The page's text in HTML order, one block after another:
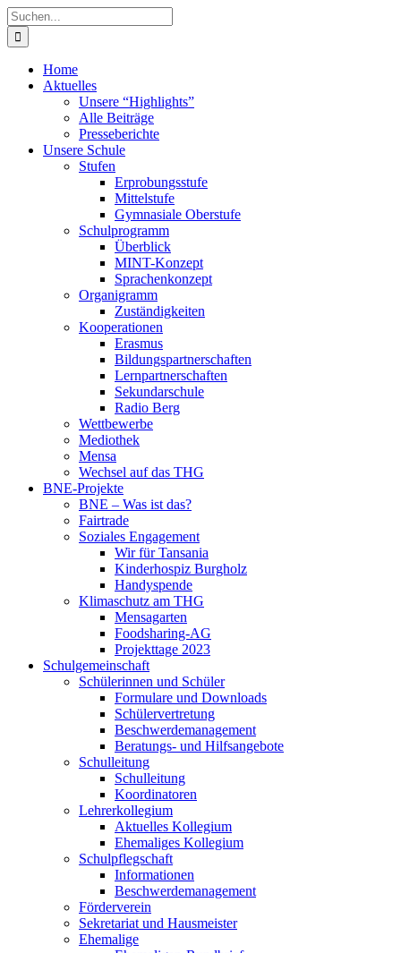
Zum
Inhalt
springen
Suche
nach:
Home
Aktuelles
Unsere “Highlights”
Alle Beiträge
Presseberichte
Unsere Schule
Stufen
Erprobungsstufe
Mittelstufe
Gymnasiale Oberstufe
Schulprogramm
Überblick
MINT-Konzept
Sprachenkonzept
Organigramm
Zuständigkeiten
Kooperationen
Erasmus
Bildungspartnerschaften
Lernpartnerschaften
Sekundarschule
Radio Berg
Wettbewerbe
Mediothek
Mensa
Wechsel auf das THG
BNE-Projekte
BNE – Was ist das?
Fairtrade
Soziales Engagement
Wir für Tansania
Kinderhospiz Burgholz
Handyspende
Klimaschutz am THG
Mensagarten
Foodsharing-AG
Projekttage 2023
Schulgemeinschaft
Schülerinnen und Schüler
Formulare und Downloads
Schülervertretung
Beschwerdemanagement
Beratungs- und Hilfsangebote
Schulleitung
Schulleitung
Koordinatoren
Lehrerkollegium
Aktuelles Kollegium
Ehemaliges Kollegium
Schulpflegschaft
Informationen
Beschwerdemanagement
Förderverein
Sekretariat und Hausmeister
Ehemalige